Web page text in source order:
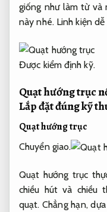
giống như làm từ và
này nhé. Linh kiện
Được kiểm định kỹ.
Quạt hướng trục
Lắp đặt đúng kỹ
Quạt hướng trục
Chuyển giao.
Quạt hướng trục
chiều hút và chiều
quạt. Chẳng hạn,